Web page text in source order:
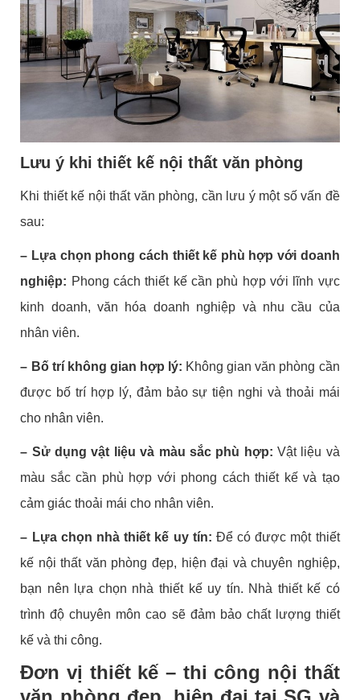
Lưu ý khi thiết kế nội thất văn phòng
Khi thiết kế nội thất văn phòng, cần lưu ý một số vấn đề
sau:
– Lựa chọn phong cách thiết kế phù hợp với doanh
nghiệp: Phong cách thiết kế cần phù hợp với lĩnh vực
kinh doanh, văn hóa doanh nghiệp và nhu cầu của
nhân viên.
– Bố trí không gian hợp lý: Không gian văn phòng cần
được bố trí hợp lý, đảm bảo sự tiện nghi và thoải mái
cho nhân viên.
– Sử dụng vật liệu và màu sắc phù hợp: Vật liệu và
màu sắc cần phù hợp với phong cách thiết kế và tạo
cảm giác thoải mái cho nhân viên.
– Lựa chọn nhà thiết kế uy tín: Để có được một thiết
kế nội thất văn phòng đẹp, hiện đại và chuyên nghiệp,
bạn nên lựa chọn nhà thiết kế uy tín. Nhà thiết kế có
trình độ chuyên môn cao sẽ đảm bảo chất lượng thiết
kế và thi công.
Đơn vị thiết kế – thi công nội thất